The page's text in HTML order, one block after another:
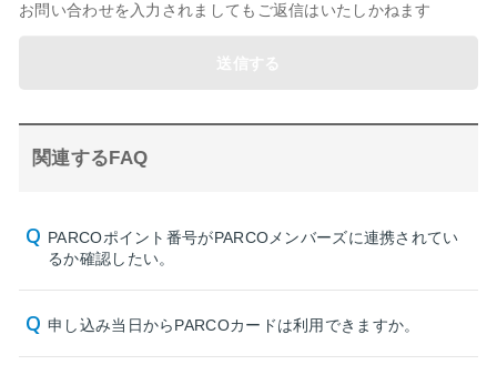
お問い合わせを入力されましてもご返信はいたしかねます
関連するFAQ
PARCOポイント番号がPARCOメンバーズに連携されてい
るか確認したい。
申し込み当日からPARCOカードは利用できますか。